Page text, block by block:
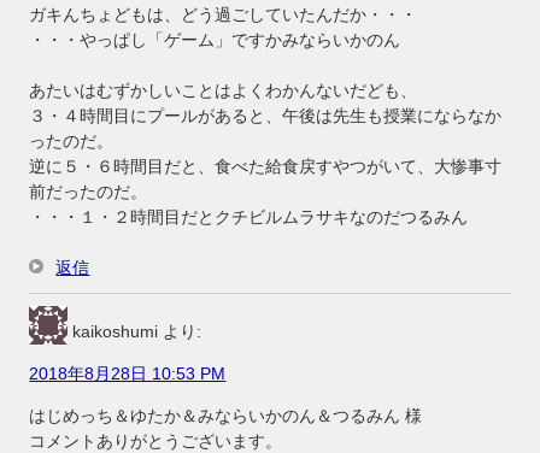
ガキんちょどもは、どう過ごしていたんだか・・・
・・・やっぱし「ゲーム」ですかみならいかのん
あたいはむずかしいことはよくわかんないだども、
３・４時間目にプールがあると、午後は先生も授業にならなか
ったのだ。
逆に５・６時間目だと、食べた給食戻すやつがいて、大惨事寸
前だったのだ。
・・・１・２時間目だとクチビルムラサキなのだつるみん
返信
kaikoshumi より:
2018年8月28日 10:53 PM
はじめっち＆ゆたか＆みならいかのん＆つるみん 様
コメントありがとうございます。